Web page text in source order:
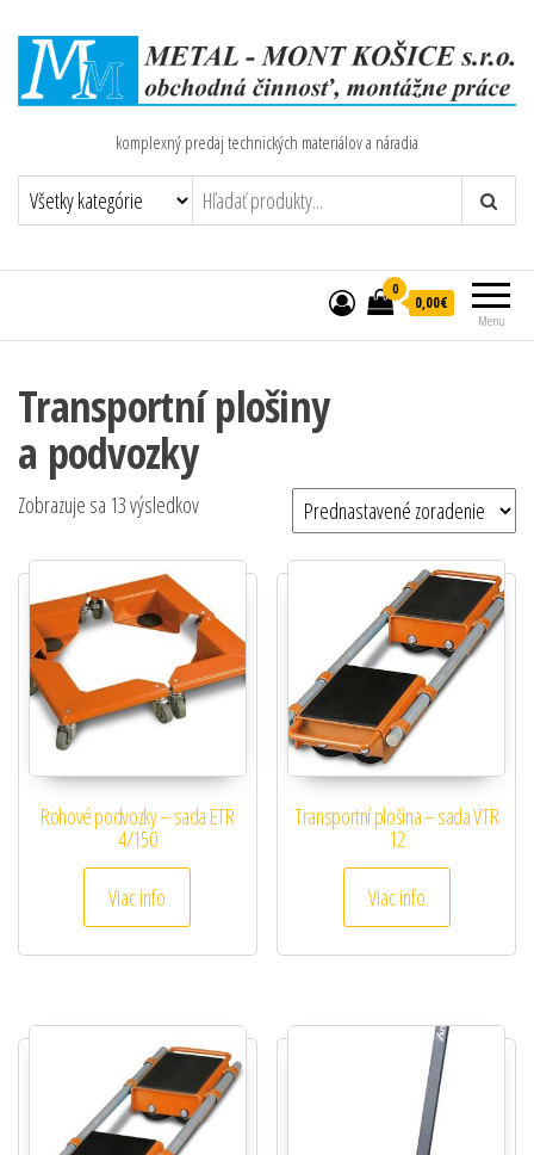
komplexný predaj technických materiálov a náradia
Menu
0
0,00€
Transportní plošiny
a podvozky
Zobrazuje sa 13 výsledkov
Rohové podvozky – sada ETR
4/150
Viac info
Transportní plošina – sada VTR
12
Viac info